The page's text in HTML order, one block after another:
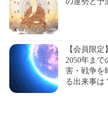
【会員限
2050年まで
害・戦争を
る出来事は